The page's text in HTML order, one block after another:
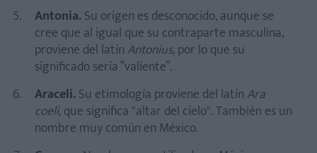
Antonia.Su origen es desconocido, aunque se
cree que al igual que su contraparte masculina,
proviene del latín Antonius, por lo que su
significado sería “valiente”.
Araceli.Su etimología proviene del latín Ara
coeli,que significa "altar del cielo". También es un
nombre muy común en México.